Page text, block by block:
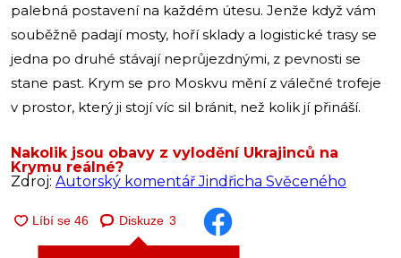
palebná postavení na každém útesu. Jenže když vám
souběžně padají mosty, hoří sklady a logistické trasy se
jedna po druhé stávají neprůjezdnými, z pevnosti se
stane past. Krym se pro Moskvu mění z válečné trofeje
v prostor, který ji stojí víc sil bránit, než kolik jí přináší.
Nakolik jsou obavy z vylodění Ukrajinců na
Krymu reálné?
Zdroj: Autorský komentář Jindřicha Svěceného
Diskuze 3